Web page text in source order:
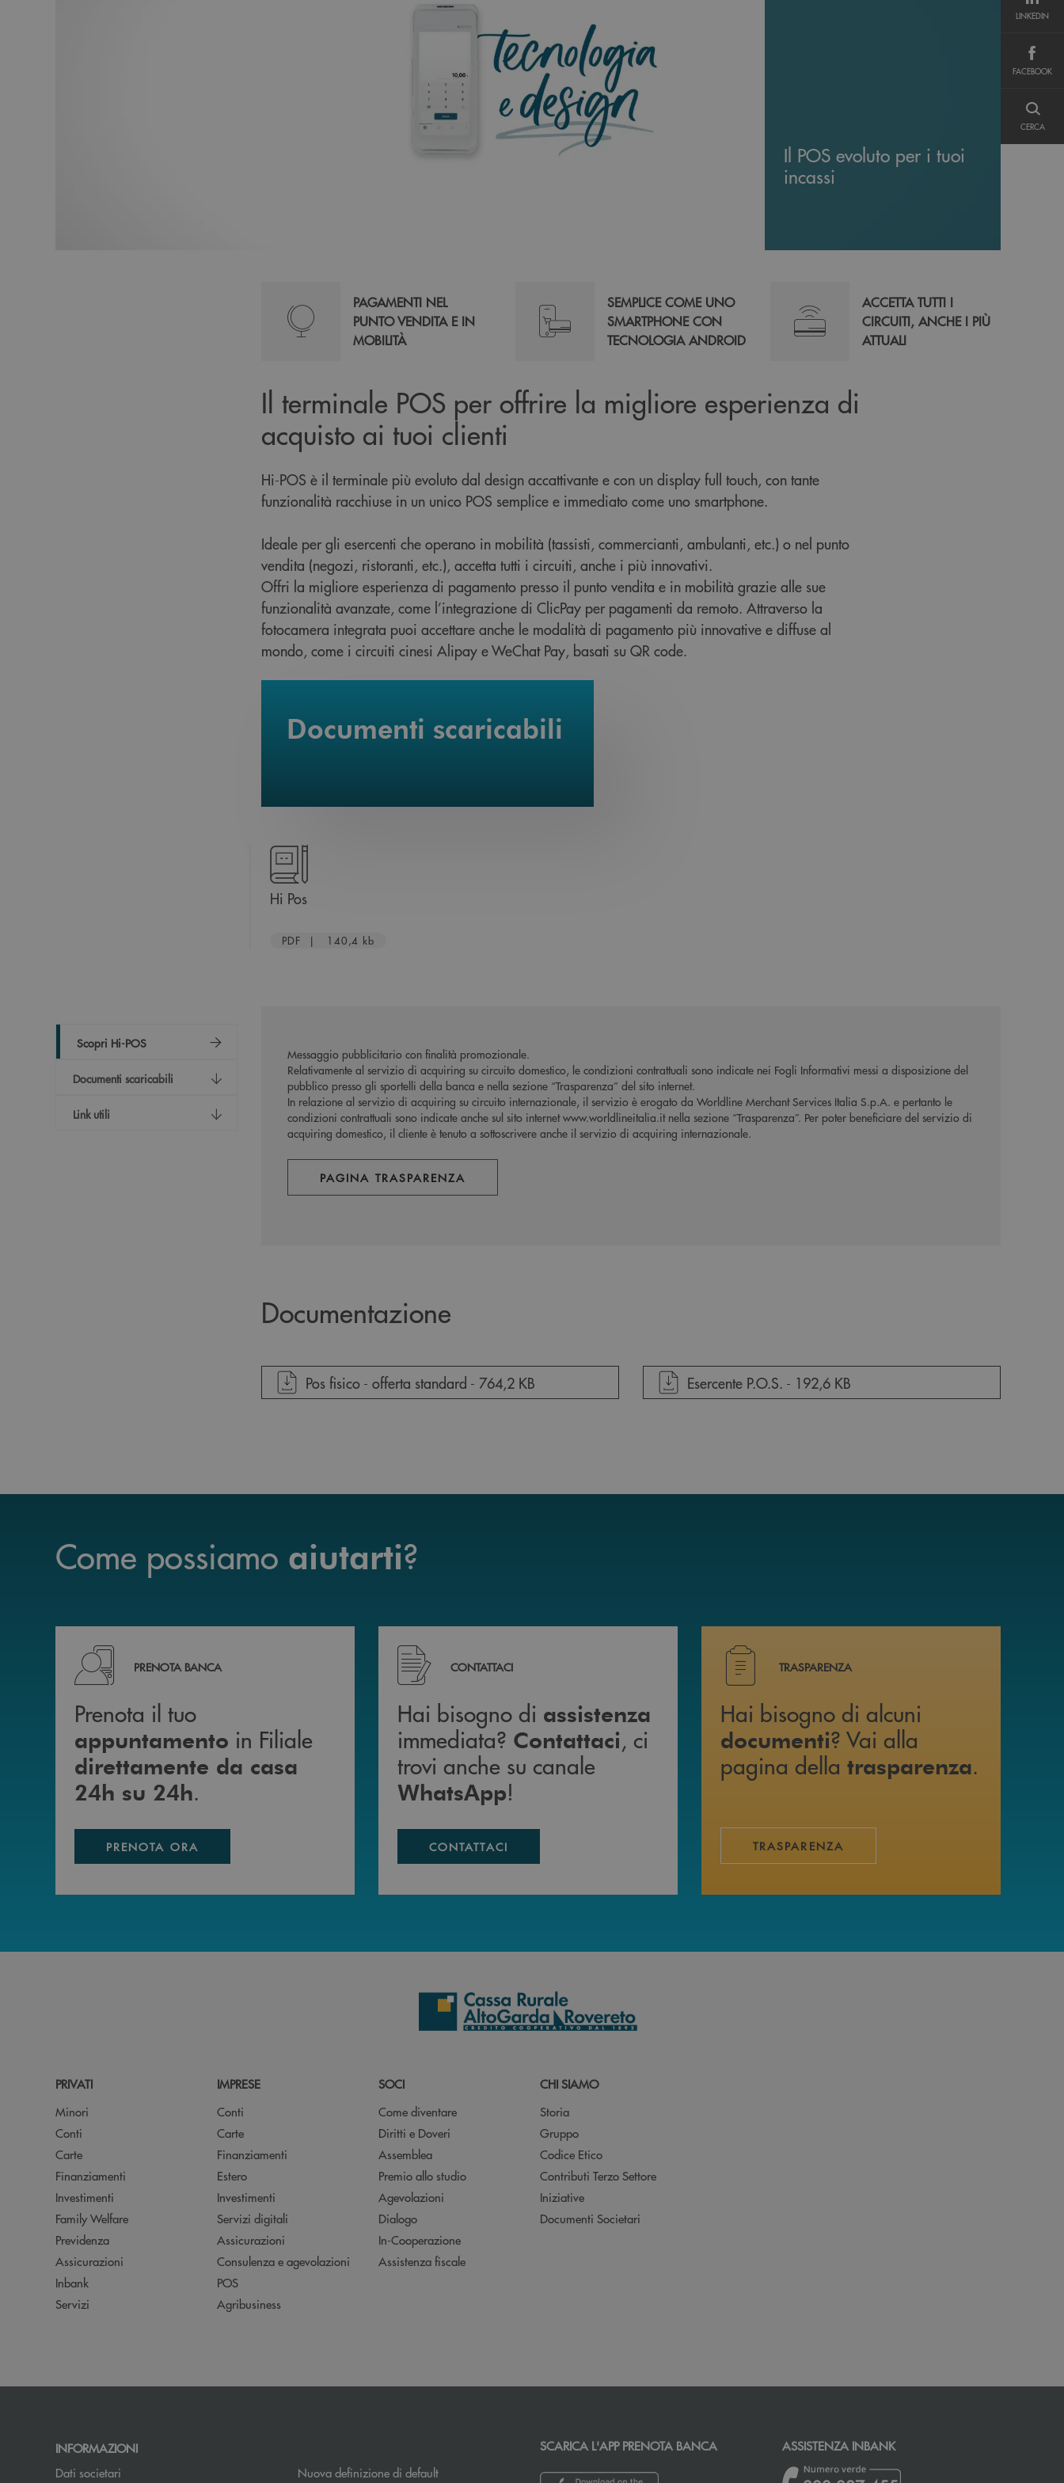
LINKEDIN
FACEBOOK
CERCA
Il POS evoluto per i tuoi
incassi
Scopri Hi-POS
Documenti scaricabili
Link utili
PAGAMENTI NEL
PUNTO VENDITA E IN
MOBILITÀ
SEMPLICE COME UNO
SMARTPHONE CON
TECNOLOGIA ANDROID
ACCETTA TUTTI I
CIRCUITI, ANCHE I PIÙ
ATTUALI
Il terminale POS per offrire la migliore esperienza di
acquisto ai tuoi clienti
Hi-POS è il terminale più evoluto dal design accattivante e con un display full touch, con tante
funzionalità racchiuse in un unico POS semplice e immediato come uno smartphone.
Ideale per gli esercenti che operano in mobilità (tassisti, commercianti, ambulanti, etc.) o nel punto
vendita (negozi, ristoranti, etc.), accetta tutti i circuiti, anche i più innovativi.
Offri la migliore esperienza di pagamento presso il punto vendita e in mobilità grazie alle sue
funzionalità avanzate, come l’integrazione di ClicPay per pagamenti da remoto. Attraverso la
fotocamera integrata puoi accettare anche le modalità di pagamento più innovative e diffuse al
mondo, come i circuiti cinesi Alipay e WeChat Pay, basati su QR code.
Documenti scaricabili
Hi Posapre una nuova finestra
PDF | 140,4 kb
Messaggio pubblicitario con finalità promozionale.
Relativamente al servizio di acquiring su circuito domestico, le condizioni contrattuali sono indicate nei Fogli Informativi messi a disposizione del
pubblico presso gli sportelli della banca e nella sezione “Trasparenza” del sito internet.
In relazione al servizio di acquiring su circuito internazionale, il servizio è erogato da Worldline Merchant Services Italia S.p.A. e pertanto le
condizioni contrattuali sono indicate anche sul sito internet www.worldlineitalia.it nella sezione “Trasparenza”. Per poter beneficiare del servizio di
acquiring domestico, il cliente è tenuto a sottoscrivere anche il servizio di acquiring internazionale.
PAGINA TRASPARENZA
Documentazione
apre documento in una nuova finestra
Pos fisico - offerta standard - 764,2 KB apre documento in una nuova finestra
Esercente P.O.S. - 192,6 KB
Come possiamo aiutarti?
Prenota il tuo appuntamento in Filiale direttamente da casa 24h su 24h .
PRENOTA BANCA
Prenota il tuo
appuntamento in Filiale
direttamente da casa
24h su 24h.
PRENOTA ORA
Hai bisogno di assistenza immediata? Contattaci , ci trovi anche su canale WhatsApp !
CONTATTACI
Hai bisogno di assistenza
immediata? Contattaci, ci
trovi anche su canale
WhatsApp!
CONTATTACI
Hai bisogno di alcuni documenti ? Vai alla pagina della
TRASPARENZA
Hai bisogno di alcuni
documenti? Vai alla
pagina della trasparenza.
TRASPARENZA
PRIVATI
Minori
Conti
Carte
Finanziamenti
Investimenti
Family Welfare
Previdenza
Assicurazioni
Inbank
Servizi
IMPRESE
Conti
Carte
Finanziamenti
Estero
Investimenti
Servizi digitali
Assicurazioni
Consulenza e agevolazioni
POS
Agribusiness
SOCI
Come diventare
Diritti e Doveri
Assemblea
Premio allo studio
Agevolazioni
Dialogo
In-Cooperazione
Assistenza fiscale
CHI SIAMO
Storia
Gruppo
Codice Etico
Contributi Terzo Settore
Iniziative
Documenti Societari
INFORMAZIONI
Dati societari
Nuova definizione di default
SCARICA L'APP PRENOTA BANCA ASSISTENZA INBANK